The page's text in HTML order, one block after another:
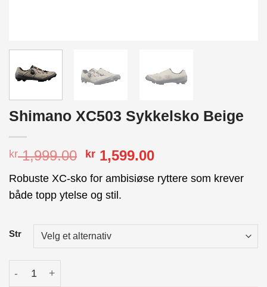
Shimano XC503 Sykkelsko Beige
kr1,999.00 Opprinnelig
var:
kr 1,999.00.
kr 1,599.00Nåværende
er:
Robuste XC-sko for ambisiøse ryttere som krever
både topp ytelse og stil.
Str
Shimano XC503 Sykkelsko Beige antall